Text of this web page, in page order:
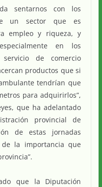
sentarnos con los
un sector que es
empleo y riqueza, y
en los
de comercio
productos que si
tendrían que
para adquirirlos”,
que ha adelantado
provincial de
de estas jornadas
de la importancia que
que la Diputación